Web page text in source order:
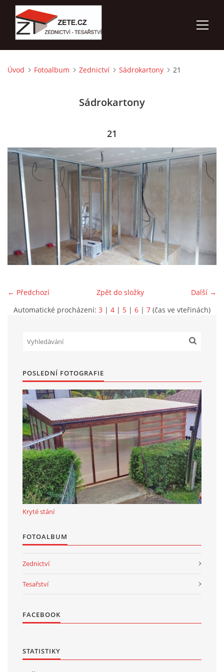
ÚVOD
KONTAKTY
3D VIZUALIZACE
Marek Petruželka
Studýnka 131
Hronov
+420 731561027
zete@zete.cz
www.zete.cz | Nahoru ↑
Úvod Fotoalbum Zednictví Sádrokartony 21
Sádrokartony
21
← Předchozí Další →
Zpět do složky
Automatické procházení: 3 | 4 | 5 | 6 | 7 (čas ve vteřinách)
POSLEDNÍ FOTOGRAFIE
Kryté stání
FOTOALBUM
Zednictví
Tesařství
FACEBOOK
STATISTIKY